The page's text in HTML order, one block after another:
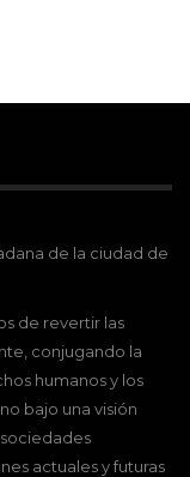
de la ciudad de
de revertir las
conjugando la
humanos y los
bajo una visión
actuales y futuras